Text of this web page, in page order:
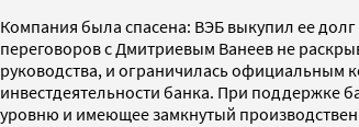
Компания была спасена: ВЭБ выкупил ее
переговоров с Дмитриевым Ванеев не
руководства, и ограничилась официальным
инвестдеятельности банка. При поддержке
уровню и имеющее замкнутый